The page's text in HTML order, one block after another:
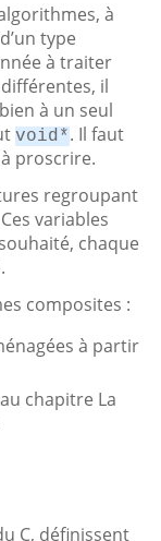
à
type
à traiter
il
à un seul
void*. Il faut
proscrire.
regroupant
variables
chaque
composites :
à partir
chapitre La
C, définissent